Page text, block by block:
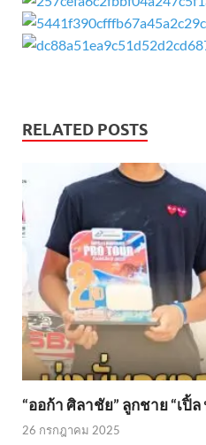
RELATED POSTS
“ออก้า ศิลาชัย” ลูกชาย “เปิ้ล
26 กรกฎาคม 2025